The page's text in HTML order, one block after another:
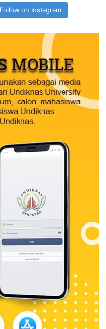
Follow on Instagram